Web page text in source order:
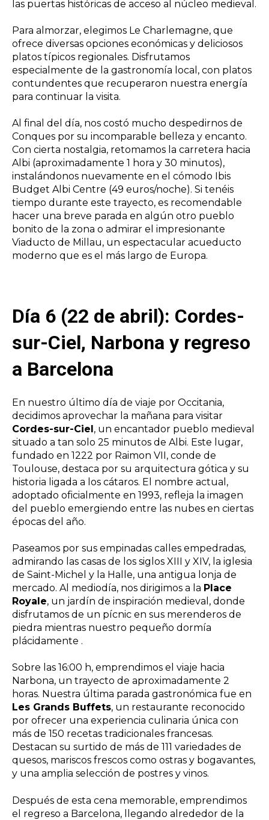
las puertas históricas de acceso al núcleo medieval.
Para almorzar, elegimos Le Charlemagne, que
ofrece diversas opciones económicas y deliciosos
platos típicos regionales. Disfrutamos
especialmente de la gastronomía local, con platos
contundentes que recuperaron nuestra energía
para continuar la visita.
Al final del día, nos costó mucho despedirnos de
Conques por su incomparable belleza y encanto.
Con cierta nostalgia, retomamos la carretera hacia
Albi (aproximadamente 1 hora y 30 minutos),
instalándonos nuevamente en el cómodo Ibis
Budget Albi Centre (49 euros/noche). Si tenéis
tiempo durante este trayecto, es recomendable
hacer una breve parada en algún otro pueblo
bonito de la zona o admirar el impresionante
Viaducto de Millau, un espectacular acueducto
moderno que es el más largo de Europa.
Día 6 (22 de abril): Cordes-
sur-Ciel, Narbona y regreso
a Barcelona​
En nuestro último día de viaje por Occitania,
decidimos aprovechar la mañana para visitar
Cordes-sur-Ciel, un encantador pueblo medieval
situado a tan solo 25 minutos de Albi. Este lugar,
fundado en 1222 por Raimon VII, conde de
Toulouse, destaca por su arquitectura gótica y su
historia ligada a los cátaros. El nombre actual,
adoptado oficialmente en 1993, refleja la imagen
del pueblo emergiendo entre las nubes en ciertas
épocas del año.
Paseamos por sus empinadas calles empedradas,
admirando las casas de los siglos XIII y XIV, la iglesia
de Saint-Michel y la Halle, una antigua lonja de
mercado. Al mediodía, nos dirigimos a la Place
Royale, un jardín de inspiración medieval, donde
disfrutamos de un pícnic en sus merenderos de
piedra mientras nuestro pequeño dormía
plácidamente .​
Sobre las 16:00 h, emprendimos el viaje hacia
Narbona, un trayecto de aproximadamente 2
horas. Nuestra última parada gastronómica fue en
Les Grands Buffets, un restaurante reconocido
por ofrecer una experiencia culinaria única con
más de 150 recetas tradicionales francesas.
Destacan su surtido de más de 111 variedades de
quesos, mariscos frescos como ostras y bogavantes,
y una amplia selección de postres y vinos.
Después de esta cena memorable, emprendimos
el regreso a Barcelona, llegando alrededor de la